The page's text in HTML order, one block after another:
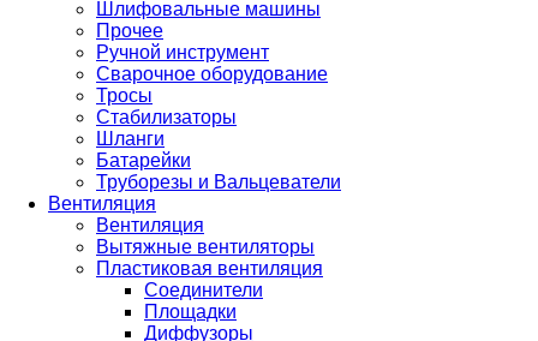
Шлифовальные машины
Прочее
Ручной инструмент
Сварочное оборудование
Тросы
Стабилизаторы
Шланги
Батарейки
Труборезы и Вальцеватели
Вентиляция
Вентиляция
Вытяжные вентиляторы
Пластиковая вентиляция
Соединители
Площадки
Диффузоры